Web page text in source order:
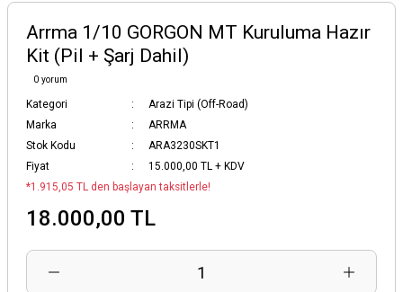
Arrma 1/10 GORGON MT Kuruluma Hazır
Kit (Pil + Şarj Dahil)
0 yorum
Kategori
Arazi Tipi (Off-Road)
Marka
ARRMA
Stok Kodu
ARA3230SKT1
Fiyat
15.000,00 TL + KDV
*1.915,05 TL den başlayan taksitlerle!
18.000,00 TL